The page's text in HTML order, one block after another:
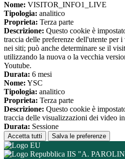
Nome: VISITOR_INFO1_LIVE
Tipologia: analitico
Proprieta: Terza parte
Descrizione: Questo cookie è
traccia delle preferenze dell'utente per
nei siti; può anche determinare se il
utilizzando la nuova o la vecchia
Youtube.
Durata: 6 mesi
Nome: YSC
Tipologia: analitico
Proprieta: Terza parte
Descrizione: Questo cookie è
traccia delle visualizzazioni dei video
Durata: Sessione
Accetta tutti Salva le preferenze
IIS "A.